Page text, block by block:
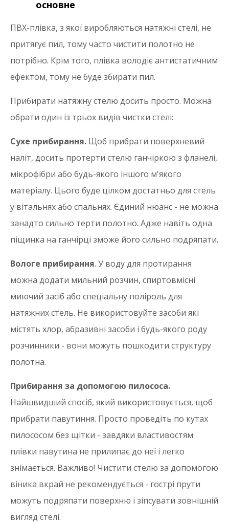
основне
ПВХ-плівка, з якої виробляються натяжні стелі, не
притягує пил, тому часто чистити полотно не
потрібно. Крім того, плівка володіє антистатичним
ефектом, тому не буде збирати пил.
Прибирати натяжну стелю досить просто. Можна
обрати один із трьох видів чистки стелі:
Сухе прибирання. Щоб прибрати поверхневий
наліт, досить протерти стелю ганчіркою з фланелі,
мікрофібри або будь-якого іншого м'якого
матеріалу. Цього буде цілком достатньо для стель
у вітальнях або спальнях. Єдиний нюанс - не можна
занадто сильно терти полотно. Адже навіть одна
піщинка на ганчірці зможе його сильно подряпати.
Вологе прибирання. У воду для протирання
можна додати мильний розчин, спиртовмісні
миючий засіб або спеціальну поліроль для
натяжних стель. Не використовуйте засоби які
містять хлор, абразивні засоби і будь-якого роду
розчинники - вони можуть пошкодити структуру
полотна.
Прибирання за допомогою пилососа.
Найшвидший спосіб, який використовується, щоб
прибрати павутиння. Просто проведіть по кутах
пилососом без щітки - завдяки властивостям
плівки павутина не прилипає до неї і легко
знімається. Важливо! Чистити стелю за допомогою
віника вкрай не рекомендується - гострі прути
можуть подряпати поверхню і зіпсувати зовнішній
вигляд стелі.